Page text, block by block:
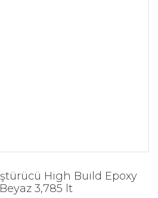
High Build Epoxy
3,785 lt